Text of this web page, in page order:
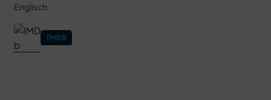
Englisch
TMDB